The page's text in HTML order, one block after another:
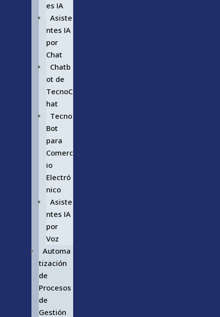
es IA
Asiste
ntes IA
por
Chat
Chatb
ot de
TecnoC
hat
Tecno
Bot
para
Comerc
io
Electró
nico
Asiste
ntes IA
por
Voz
Automa
tización
de
Procesos
de
Gestión